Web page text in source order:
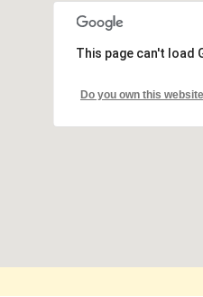
This page can't load
Do you own this